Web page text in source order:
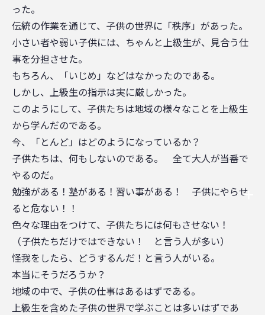
った。
伝統の作業を通じて、子供の世界に「秩序」があった。
小さい者や弱い子供には、ちゃんと上級生が、見合う仕
事を分担させた。
もちろん、「いじめ」などはなかったのである。
しかし、上級生の指示は実に厳しかった。
このようにして、子供たちは地域の様々なことを上級生
から学んだのである。
今、「とんど」はどのようになっているか？
子供たちは、何もしないのである。 全て大人が当番で
やるのだ。
勉強がある！塾がある！習い事がある！ 子供にやらせ
ると危ない！！
色々な理由をつけて、子供たちには何もさせない！
（子供たちだけではできない！ と言う人が多い）
怪我をしたら、どうするんだ！と言う人がいる。
本当にそうだろうか？
地域の中で、子供の仕事はあるはずである。
上級生を含めた子供の世界で学ぶことは多いはずであ